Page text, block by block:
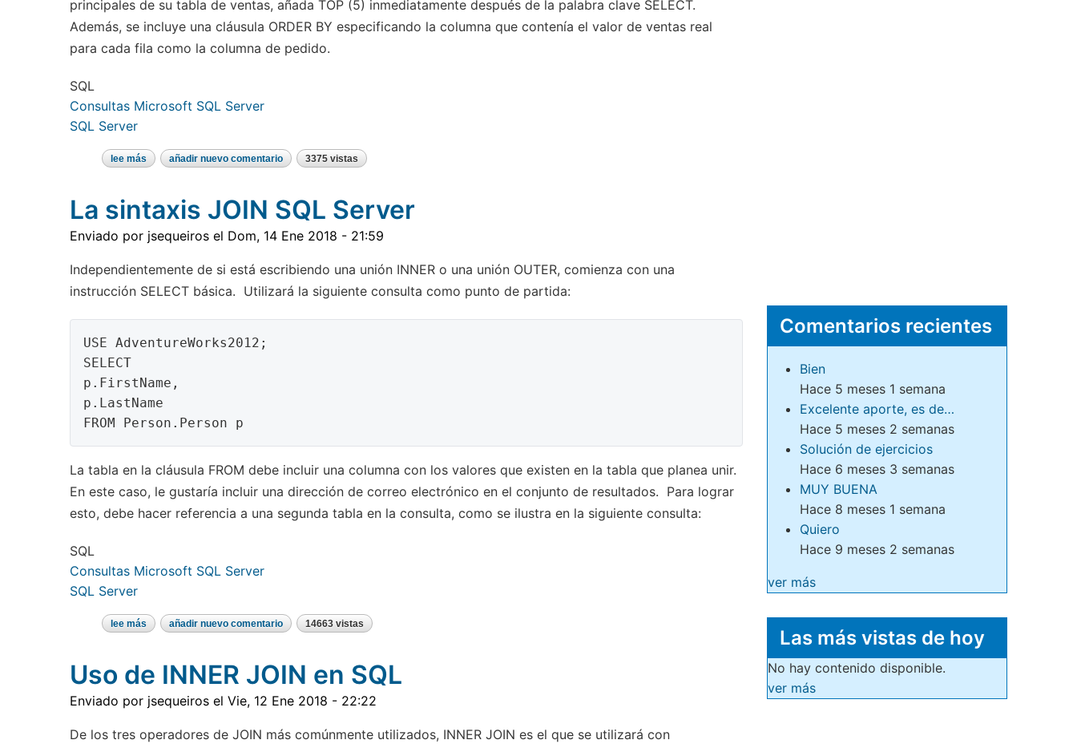
principales de su tabla de ventas, añada TOP (5) inmediatamente después de la palabra clave SELECT.
Además, se incluye una cláusula ORDER BY especificando la columna que contenía el valor de ventas real
para cada fila como la columna de pedido.
SQL
Consultas Microsoft SQL Server
SQL Server
lee más sobre
limitación
datos
devueltos
el
resultados
añadir nuevo comentario 3375 vistas
La sintaxis JOIN SQL Server
Enviado por jsequeiros el Dom, 14 Ene 2018 - 21:59
Independientemente de si está escribiendo una unión INNER o una unión OUTER, comienza con una
instrucción SELECT básica. Utilizará la siguiente consulta como punto de partida:
USE AdventureWorks2012;
SELECT
p.FirstName,
p.LastName
La tabla en la cláusula FROM debe incluir una columna con los valores que existen en la tabla que planea unir.
En este caso, le gustaría incluir una dirección de correo electrónico en el conjunto de resultados. Para lograr
esto, debe hacer referencia a una segunda tabla en la consulta, como se ilustra en la siguiente consulta:
SQL
Consultas Microsoft SQL Server
SQL Server
lee más sobre
la
sql
server
añadir nuevo comentario 14663 vistas
Uso de INNER JOIN en SQL
Enviado por jsequeiros el Vie, 12 Ene 2018 - 22:22
De los tres operadores de JOIN más comúnmente utilizados, INNER JOIN es el que se utilizará con
Comentarios recientes
Bien
Hace 5 meses 1 semana
Excelente aporte, es de…
Hace 5 meses 2 semanas
Solución de ejercicios
Hace 6 meses 3 semanas
MUY BUENA
Hace 8 meses 1 semana
Quiero
Hace 9 meses 2 semanas
ver más
Las más vistas de hoy
No hay contenido disponible.
ver más